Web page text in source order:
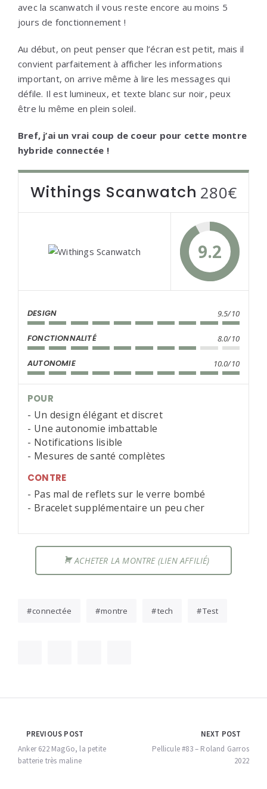
avec la scanwatch il vous reste encore au moins 5
jours de fonctionnement !
Au début, on peut penser que l’écran est petit, mais il
convient parfaitement à afficher les informations
important, on arrive même à lire les messages qui
défile. Il est lumineux, et texte blanc sur noir, peux
être lu même en plein soleil.
Bref, j’ai un vrai coup de coeur pour cette montre
hybride connectée !
Withings Scanwatch 280€
9.2
DESIGN 9.5/10
FONCTIONNALITÉ 8.0/10
AUTONOMIE 10.0/10
POUR
Un design élégant et discret
Une autonomie imbattable
Notifications lisible
Mesures de santé complètes
CONTRE
Pas mal de reflets sur le verre bombé
Bracelet supplémentaire un peu cher
ACHETER LA MONTRE (LIEN AFFILIÉ)
connectée montre tech Test
Navigation
de
PREVIOUS POST
Anker 622 MagGo, la petite
batterie très maline
NEXT POST
Pellicule #83 – Roland Garros
2022